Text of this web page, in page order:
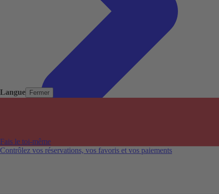
Langue Fermer
Fais le toi-même
Contrôlez vos réservations, vos favoris et vos paiements
Aéroports populaires
Villes populaires
Australie